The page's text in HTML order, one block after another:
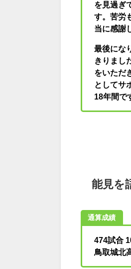
を見過ぎ
す。苦労
当に感謝
最後にな
きりまし
をいただ
としてサ
18年間で
能見を
通算成績
474試合
鳥取城北